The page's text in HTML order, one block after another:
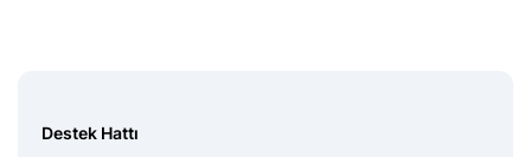
Destek Hattı